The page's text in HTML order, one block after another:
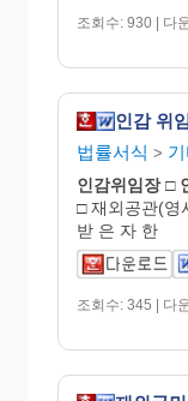
조회수: 930 | 다
인감 위
법률서식 >
인감위임장□
□ 재외공관(영
받 은 자 한
조회수: 345 | 다